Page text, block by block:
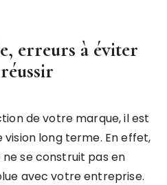
erreurs à éviter
de votre marque, il est
vision long terme. En effet,
se construit pas en
avec votre entreprise.